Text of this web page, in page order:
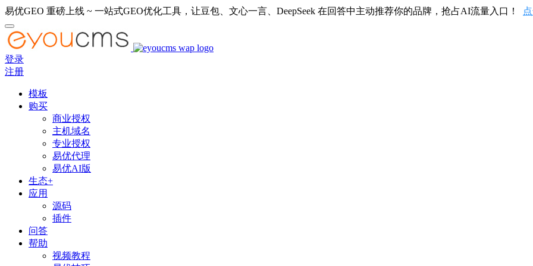
易优GEO 重磅上线 ~ 一站式GEO优化工具，让豆包、文心一言、DeepSeek 在回答中主动推荐你的品牌，抢占AI流量入口！
登录
注册
模板
购买
商业授权
主机域名
专业授权
易优代理
易优AI版
生态+
应用
源码
插件
问答
帮助
视频教程